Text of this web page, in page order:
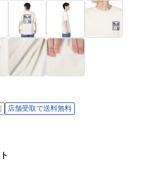
店舗受取で送料無料